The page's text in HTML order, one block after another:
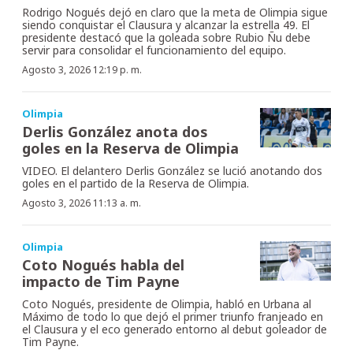
Rodrigo Nogués dejó en claro que la meta de Olimpia sigue
siendo conquistar el Clausura y alcanzar la estrella 49. El
presidente destacó que la goleada sobre Rubio Ñu debe
servir para consolidar el funcionamiento del equipo.
Agosto 3, 2026 12:19 p. m.
Olimpia
Derlis González anota dos
goles en la Reserva de Olimpia
VIDEO. El delantero Derlis González se lució anotando dos
goles en el partido de la Reserva de Olimpia.
Agosto 3, 2026 11:13 a. m.
Olimpia
Coto Nogués habla del
impacto de Tim Payne
Coto Nogués, presidente de Olimpia, habló en Urbana al
Máximo de todo lo que dejó el primer triunfo franjeado en
el Clausura y el eco generado entorno al debut goleador de
Tim Payne.